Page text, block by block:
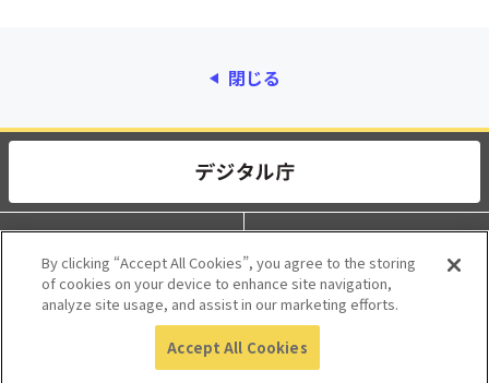
閉じる
動作環境 個人情報保護
利用規約 アクセシビリティ
© 2017 Digital Agency, Government of Japan.
By clicking “Accept All Cookies”, you agree to the storing
of cookies on your device to enhance site navigation,
analyze site usage, and assist in our marketing efforts.
Accept All Cookies